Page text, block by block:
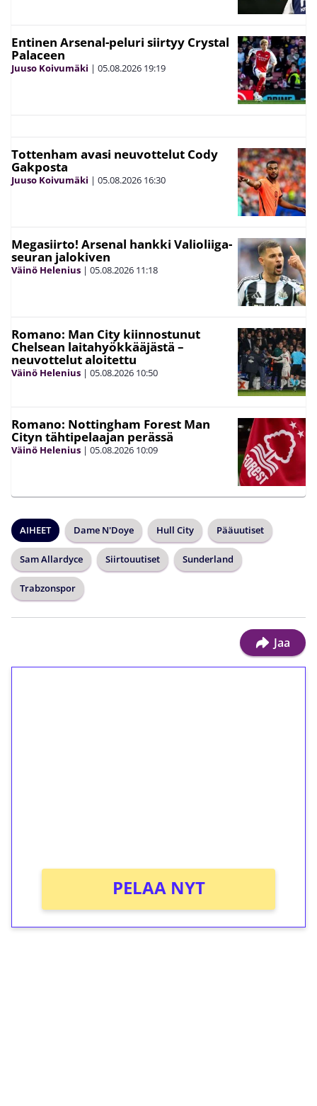
Entinen Arsenal-peluri siirtyy Crystal
Palaceen
Juuso Koivumäki | 05.08.2026 19:19
Tottenham avasi neuvottelut Cody
Gakposta
Juuso Koivumäki | 05.08.2026 16:30
Megasiirto! Arsenal hankki Valioliiga-
seuran jalokiven
Väinö Helenius | 05.08.2026 11:18
Romano: Man City kiinnostunut
Chelsean laitahyökkääjästä –
neuvottelut aloitettu
Väinö Helenius | 05.08.2026 10:50
Romano: Nottingham Forest Man
Cityn tähtipelaajan perässä
Väinö Helenius | 05.08.2026 10:09
AIHEET Dame N'Doye Hull City Pääuutiset
Sam Allardyce Siirtouutiset Sunderland
Trabzonspor
Jaa
PELAA NYT